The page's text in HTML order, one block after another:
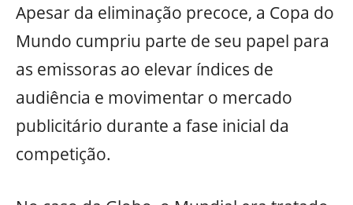
Apesar da eliminação precoce, a Copa do
Mundo cumpriu parte de seu papel para
as emissoras ao elevar índices de
audiência e movimentar o mercado
publicitário durante a fase inicial da
competição.